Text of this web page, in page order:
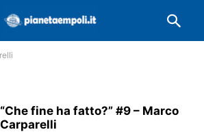
“Che fine ha fatto?” #9 – Marco
Carparelli